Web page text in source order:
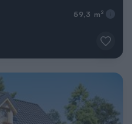
59,3 m 2